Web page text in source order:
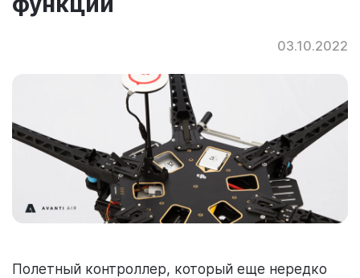
03.10.2022
Полетный контроллер, который еще нередко